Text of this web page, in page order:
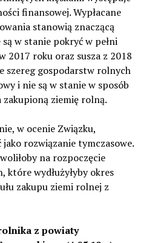
finansowej. Wypłacane
stanowią znaczącą
w stanie pokryć w pełni
2017 roku oraz susza z 2018
szereg gospodarstw rolnych
i nie są w stanie w sposób
zakupioną ziemię rolną.
w ocenie Związku,
rozwiązanie tymczasowe.
na rozpoczęcie
które wydłużyłyby okres
zakupu ziemi rolnej z
z powiaty